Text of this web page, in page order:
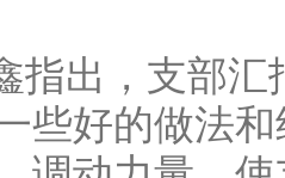
指出，支部
些好的做法